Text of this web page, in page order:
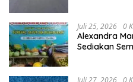
Juli 25, 2026 0
Alexandra
Sediakan
Juli 27, 2026 0